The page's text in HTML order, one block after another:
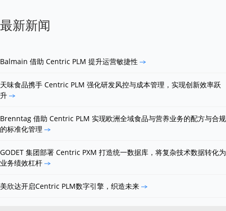
最新新闻
Balmain 借助 Centric PLM 提升运营敏捷性
天味食品携手 Centric PLM 强化研发风控与成本管理，实现创新效率跃
升
Brenntag 借助 Centric PLM 实现欧洲全域食品与营养业务的配方与合规
的标准化管理
GODET 集团部署 Centric PXM 打造统一数据库，将复杂技术数据转化为
业务绩效杠杆
美欣达开启Centric PLM数字引擎，织造未来